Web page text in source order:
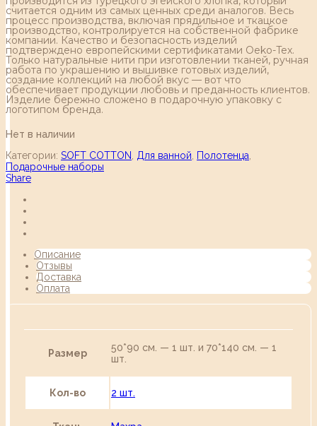
считается одним из самых ценных среди аналогов. Весь
процесс производства, включая прядильное и ткацкое
производство, контролируется на собственной фабрике
компании. Качество и безопасность изделий
подтверждено европейскими сертификатами Oeko-Tex.
Только натуральные нити при изготовлении тканей, ручная
работа по украшению и вышивке готовых изделий,
создание коллекций на любой вкус — вот что
обеспечивает продукции любовь и преданность клиентов.
Изделие бережно сложено в подарочную упаковку с
логотипом бренда.
Нет в наличии
Категории: SOFT COTTON Для ванной Полотенца
Подарочные наборы
Share
Описание
Отзывы
Доставка
Оплата
Размер
50*90 см. — 1 шт. и 70*140 см. — 1
шт.
Кол-во 2 шт.